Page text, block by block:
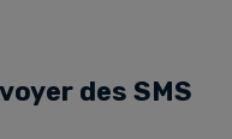
des SMS